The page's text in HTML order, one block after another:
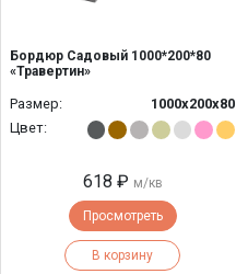
Бордюр Садовый 1000*200*80
«Травертин»
Размер:
1000х200х80
Цвет:
618 ₽ м/кв
Просмотреть
В корзину